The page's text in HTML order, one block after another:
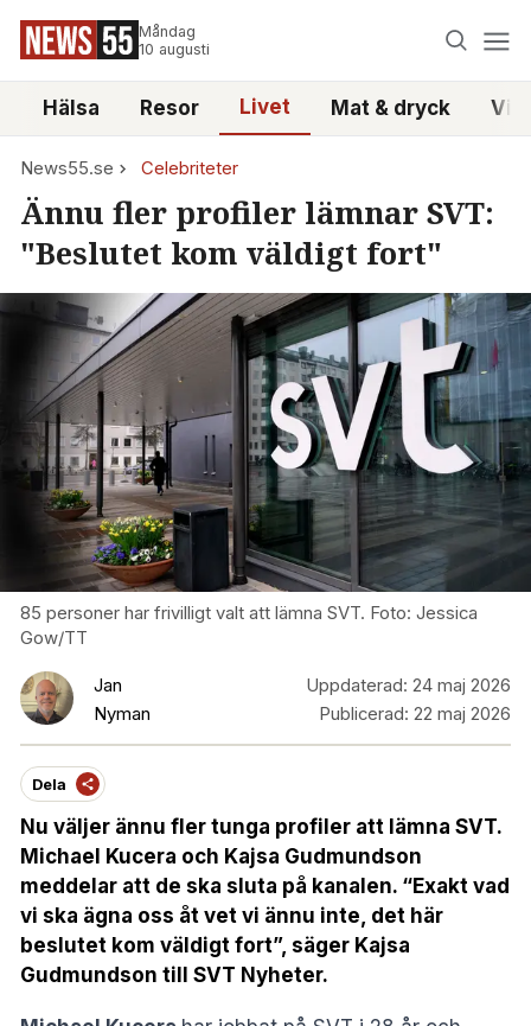
Måndag
10 augusti
Hälsa Resor Livet Mat & dryck
News55.se Celebriteter
Ännu fler profiler lämnar SVT:
"Beslutet kom väldigt fort"
85 personer har frivilligt valt att lämna SVT. Foto: Jessica
Gow/TT
Jan
Nyman
Uppdaterad: 24 maj 2026
Publicerad: 22 maj 2026
Dela
Nu väljer ännu fler tunga profiler att lämna SVT.
Michael Kucera och Kajsa Gudmundson
meddelar att de ska sluta på kanalen. “Exakt vad
vi ska ägna oss åt vet vi ännu inte, det här
beslutet kom väldigt fort”, säger Kajsa
Gudmundson till SVT Nyheter.